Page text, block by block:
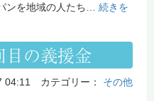
ンを地域の人たち… 続きを
目の義援金
04:11 カテゴリー： その他